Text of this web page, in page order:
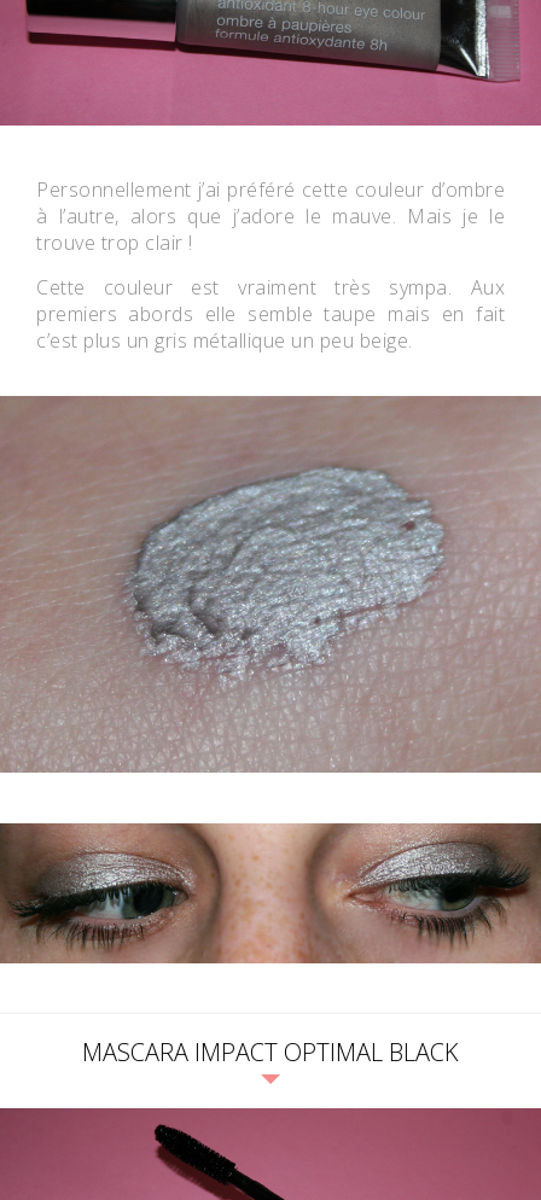
Personnellement j’ai préféré cette couleur d’ombre
à l’autre, alors que j’adore le mauve. Mais je le
trouve trop clair !
Cette couleur est vraiment très sympa. Aux
premiers abords elle semble taupe mais en fait
c’est plus un gris métallique un peu beige.
MASCARA IMPACT OPTIMAL BLACK